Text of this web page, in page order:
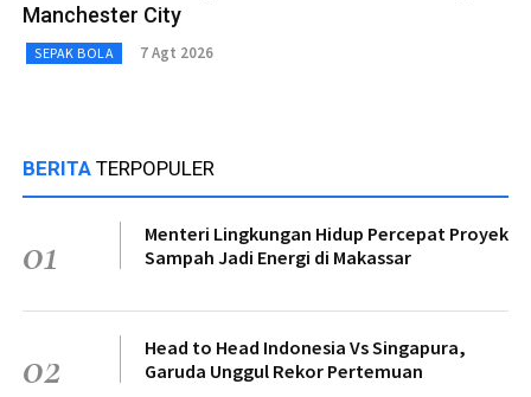
Manchester City
SEPAK BOLA 7 Agt 2026
BERITA TERPOPULER
01
Menteri Lingkungan Hidup Percepat Proyek
Sampah Jadi Energi di Makassar
02
Head to Head Indonesia Vs Singapura,
Garuda Unggul Rekor Pertemuan